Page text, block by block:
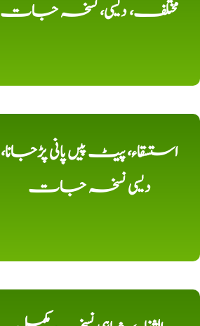
مختلف، دیسی، نسخہ جات
استسقاء، پیٹ پیں پانی پڑجانا،
دیسی نسخہ جات